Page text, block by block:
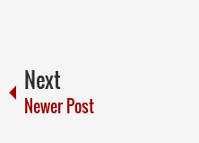
Next
Newer Post